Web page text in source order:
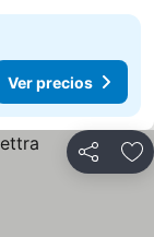
Ver precios
Compartir